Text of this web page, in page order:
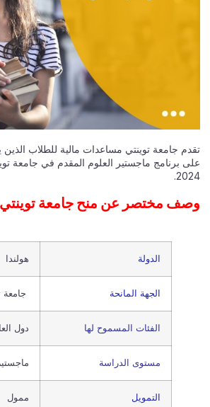
تقدم جامعة توينتي مساعدات مالية للطلاب
على برنامج ماجستير العلوم المقدم في جامعة
2024.
الدولة هولندا
الجهة المانحة جامعة
الفئات المسموح لها دول
مستوى الدراسة ماجستير
التمويل ممول